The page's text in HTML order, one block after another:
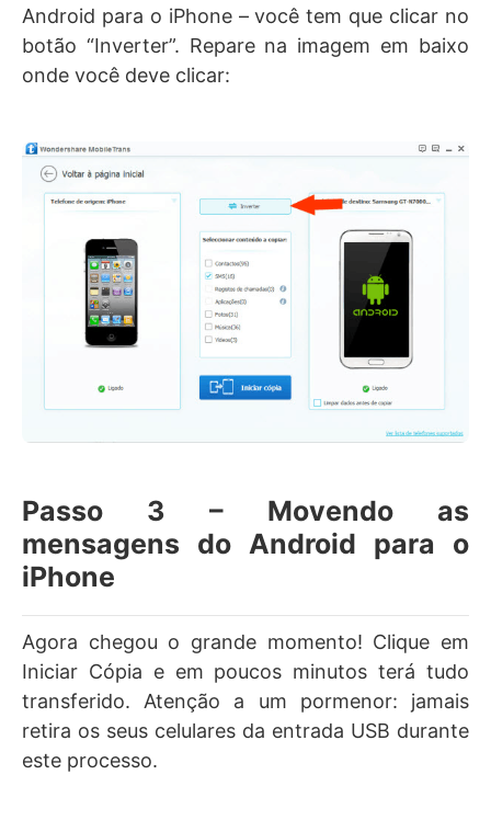
Android para o iPhone – você tem que clicar no
botão “Inverter”. Repare na imagem em baixo
onde você deve clicar:
Passo 3 – Movendo as
mensagens do Android para o
iPhone
Agora chegou o grande momento! Clique em
Iniciar Cópia e em poucos minutos terá tudo
transferido. Atenção a um pormenor: jamais
retira os seus celulares da entrada USB durante
este processo.